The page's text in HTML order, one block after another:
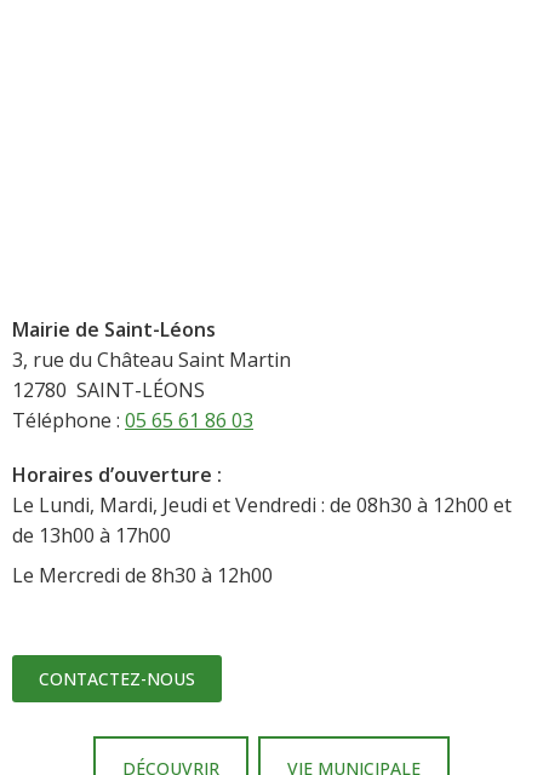
Mairie de Saint-Léons
3, rue du Château Saint Martin
12780 SAINT-LÉONS
Téléphone : 05 65 61 86 03
Horaires d’ouverture :
Le Lundi, Mardi, Jeudi et Vendredi : de 08h30 à 12h00 et
de 13h00 à 17h00
Le Mercredi de 8h30 à 12h00
CONTACTEZ-NOUS
DÉCOUVRIR VIE MUNICIPALE